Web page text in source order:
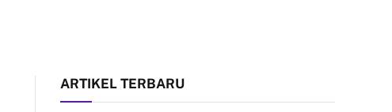
ARTIKEL TERBARU